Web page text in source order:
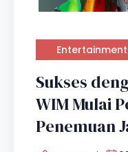
Entertainment
Sukses
WIM Mulai
Penemuan